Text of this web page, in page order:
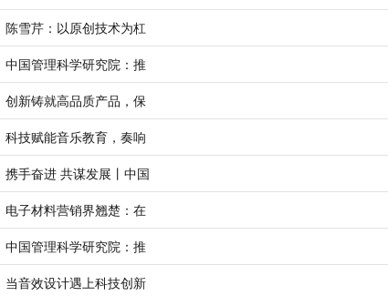
陈雪芹：以原创技术为杠
中国管理科学研究院：推
创新铸就高品质产品，保
科技赋能音乐教育，奏响
携手奋进 共谋发展丨中国
电子材料营销界翘楚：在
中国管理科学研究院：推
当音效设计遇上科技创新